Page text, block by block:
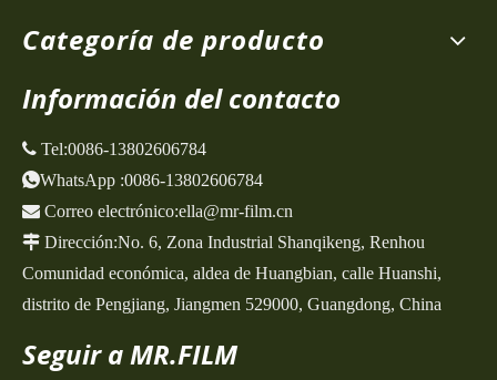
Categoría de producto
Información del contacto
 Tel:0086-13802606784
WhatsApp :0086-13802606784
 Correo electrónico:ella@mr-film.cn
 Dirección:No. 6, Zona Industrial Shanqikeng, Renhou
Comunidad económica, aldea de Huangbian, calle Huanshi,
distrito de Pengjiang, Jiangmen 529000, Guangdong, China
Seguir a MR.FILM